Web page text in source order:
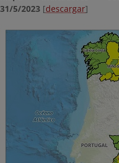
31/5/2023 [descargar]